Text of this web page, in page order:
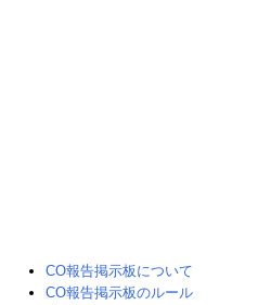
CO報告掲示板について
CO報告掲示板のルール